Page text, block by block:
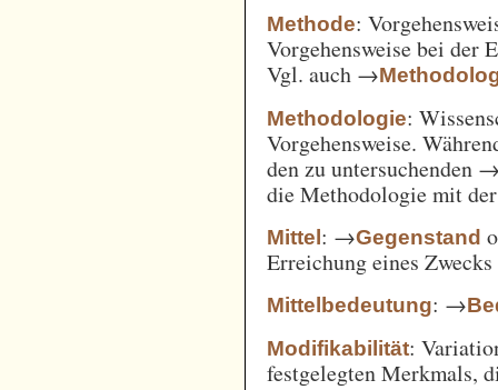
Methode:
Vorgehensweise bei der
Vgl. auch →
Methodologie:
Vorgehensweise.
den zu untersuchenden
die Methodologie mit
Mittel: →Gegenstand
Erreichung eines
Mittelbedeutung: →
Modifikabilität:
festgelegten Merkmals,